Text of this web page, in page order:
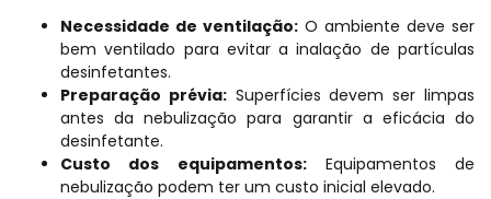
Necessidade de ventilação: O ambiente deve ser
bem ventilado para evitar a inalação de partículas
desinfetantes.
Preparação prévia:Superfícies devem ser limpas
antes da nebulização para garantir a eficácia do
desinfetante.
Custo dos equipamentos:Equipamentos de
nebulização podem ter um custo inicial elevado.